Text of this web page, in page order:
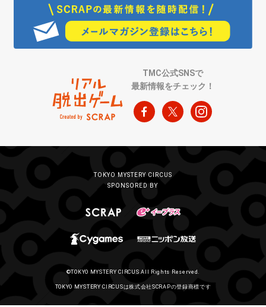
TMC公式SNSで
最新情報をチェック！
TOKYO MYSTERY CIRCUS
SPONSORED BY
©TOKYO MYSTERY CIRCUS All Rights Reserved.
TOKYO MYSTERY CIRCUSは株式会社SCRAPの登録商標です